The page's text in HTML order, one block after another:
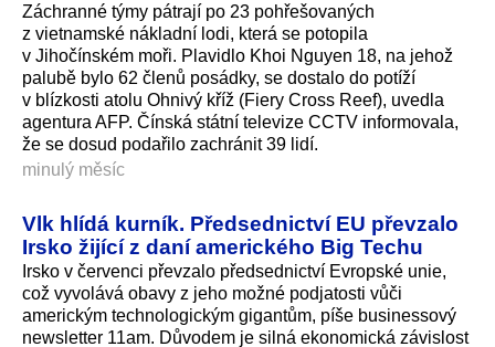
Záchranné týmy pátrají po 23 pohřešovaných
z vietnamské nákladní lodi, která se potopila
v Jihočínském moři. Plavidlo Khoi Nguyen 18, na jehož
palubě bylo 62 členů posádky, se dostalo do potíží
v blízkosti atolu Ohnivý kříž (Fiery Cross Reef), uvedla
agentura AFP. Čínská státní televize CCTV informovala,
že se dosud podařilo zachránit 39 lidí.
minulý měsíc
Vlk hlídá kurník. Předsednictví EU převzalo
Irsko žijící z daní amerického Big Techu
Irsko v červenci převzalo předsednictví Evropské unie,
což vyvolává obavy z jeho možné podjatosti vůči
americkým technologickým gigantům, píše businessový
newsletter 11am. Důvodem je silná ekonomická závislost